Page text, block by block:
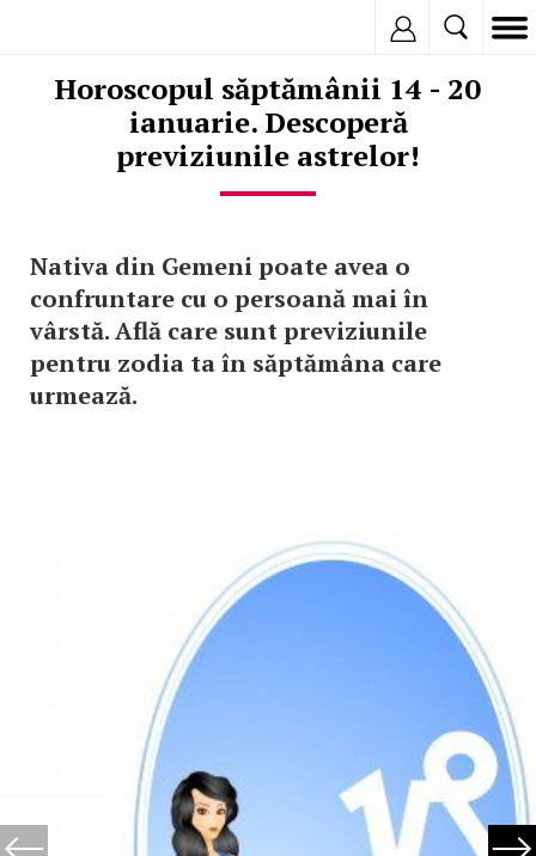
Horoscopul săptămânii 14 - 20
ianuarie. Descoperă
previziunile astrelor!
Nativa din Gemeni poate avea o
confruntare cu o persoană mai în
vârstă. Află care sunt previziunile
pentru zodia ta în săptămâna care
urmează.